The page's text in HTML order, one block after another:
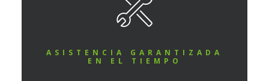
ASISTENCIA GARANTIZADA
EN EL TIEMPO